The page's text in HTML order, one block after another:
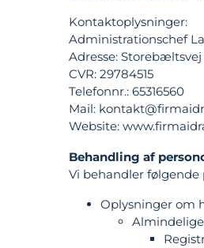
Kontaktoplysninger:
Administrationschef
Adresse: Storebæltsvej
CVR: 29784515
Telefonnr.: 65316560
Mail:
Website:
Behandling af
Vi behandler følgende
Oplysninger om